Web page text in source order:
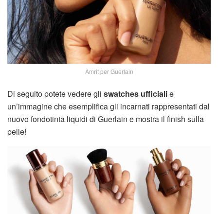
Amrit per Guerlain
Di seguito potete vedere gli swatches ufficialie
un’immagine che esemplifica gli incarnati rappresentati dal
nuovo fondotinta liquidi di Guerlain e mostra il finish sulla
pelle!